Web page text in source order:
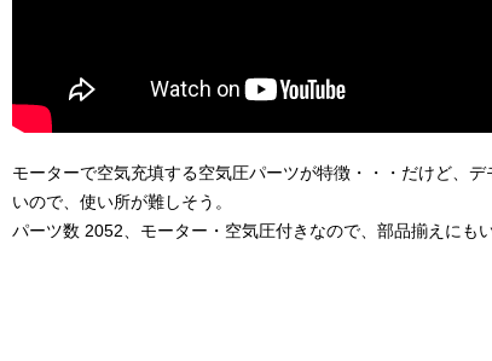
モーターで空気充填する空気圧パーツが特徴・・・だけど、
いので、使い所が難しそう。
パーツ数 2052、モーター・空気圧付きなので、部品揃えにもい